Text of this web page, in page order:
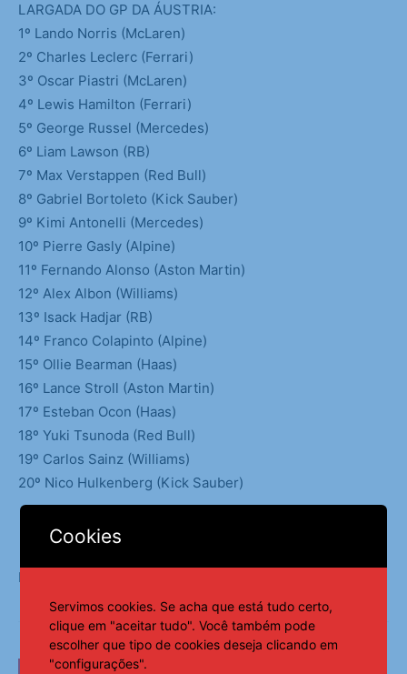
LARGADA DO GP DA ÁUSTRIA:
1º Lando Norris (McLaren)
2º Charles Leclerc (Ferrari)
3º Oscar Piastri (McLaren)
4º Lewis Hamilton (Ferrari)
5º George Russel (Mercedes)
6º Liam Lawson (RB)
7º Max Verstappen (Red Bull)
8º Gabriel Bortoleto (Kick Sauber)
9º Kimi Antonelli (Mercedes)
10º Pierre Gasly (Alpine)
11º Fernando Alonso (Aston Martin)
12º Alex Albon (Williams)
13º Isack Hadjar (RB)
14º Franco Colapinto (Alpine)
15º Ollie Bearman (Haas)
16º Lance Stroll (Aston Martin)
17º Esteban Ocon (Haas)
18º Yuki Tsunoda (Red Bull)
19º Carlos Sainz (Williams)
20º Nico Hulkenberg (Kick Sauber)
Fonte:
Cookies
Servimos cookies. Se acha que está tudo certo,
clique em "aceitar tudo". Você também pode
escolher que tipo de cookies deseja clicando em
"configurações".